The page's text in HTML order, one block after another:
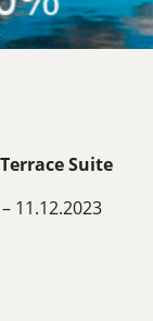
Suite
11.12.2023